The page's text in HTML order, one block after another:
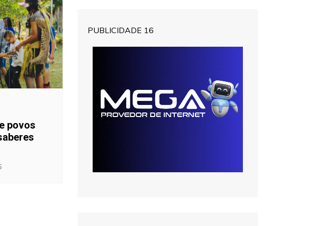
povos
PUBLICIDADE 16